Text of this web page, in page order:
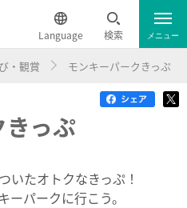
Language 検索
遅延証明書
っぷ
中文
中文
メニュー
・観賞 モンキーパークきっぷ
っぷ
いたオトクなきっぷ！
パークに行こう。